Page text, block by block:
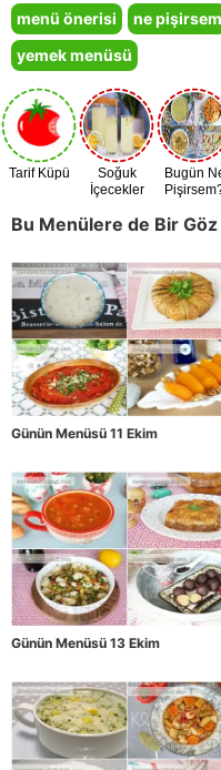
menü önerisi
ne pişirsem
yemek menüsü
Tarif Küpü
Soğuk
İçecekler
Bugün
Bu Menülere de Bir Göz
Günün Menüsü 11 Ekim
Günün Menüsü 13 Ekim